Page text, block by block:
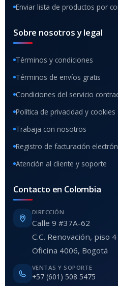
Enviar lista de productos por
Sobre nosotros y legal
Términos y condiciones
Términos de envíos gratis
Condiciones del servicio
Política de privacidad y cookies
Trabaja con nosotros
Registro de facturación
Atención al cliente y soporte
Contacto en Colombia
DIRECCIÓN
Calle 9 #37A-62
C.C. Renovación, piso 4
Oficina 4006, Bogotá
VENTAS Y SOPORTE
+57 (601) 508 5475